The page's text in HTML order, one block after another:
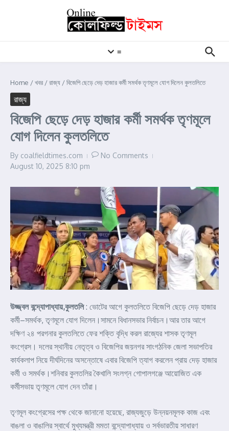
≡
Home /খবর /রাজ্য /বিজেপি ছেড়ে দেড় হাজার কর্মী সমর্থক তৃণমূলে যোগ দিলেন কুলতলিতে
রাজ্য
বিজেপি ছেড়ে দেড় হাজার কর্মী সমর্থক তৃণমূলে
যোগ দিলেন কুলতলিতে
By coalfieldtimes.com
No Comments
August 10, 2025 8:10 pm
উজ্জ্বল বন্দ্যোপাধ্যায়,কুলতলি: ভোটের আগে কুলতলিতে বিজেপি ছেড়ে দেড় হাজার
কর্মী–সমর্থক, তৃণমূলে যোগ দিলেন।সামনে বিধানসভার নির্বাচন।আর তার আগে
দক্ষিণ ২৪ পরগনার কুলতলিতে ফের শক্তি বৃদ্ধি করল রাজ্যের শাসক তৃণমূল
কংগ্রেস। দলের স্থানীয় নেতৃত্ব ও বিজেপির জয়নগর সাংগঠনিক জেলা সভাপতির
কার্যকলাপ নিয়ে দীর্ঘদিনের অসন্তোষে এবার বিজেপি ত্যাগ করলেন প্রায় দেড় হাজার
কর্মী ও সমর্থক।শনিবার কুলতলির কৈখালি সংলগ্ন গোপালগঞ্জে আয়োজিত এক
কর্মীসভায় তৃণমূলে যোগ দেন তাঁরা।
তৃণমূল কংগ্রেসের পক্ষ থেকে জানানো হয়েছে, রাজ্যজুড়ে উন্নয়নমূলক কাজ এবং
বাঙলা ও বাঙালির স্বার্থে মুখ্যমন্ত্রী মমতা বন্দ্যোপাধ্যায় ও সর্বভারতীয় সাধারণ